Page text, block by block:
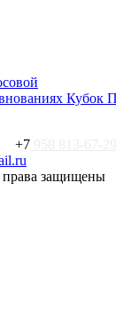
Кубок
+7
защищены